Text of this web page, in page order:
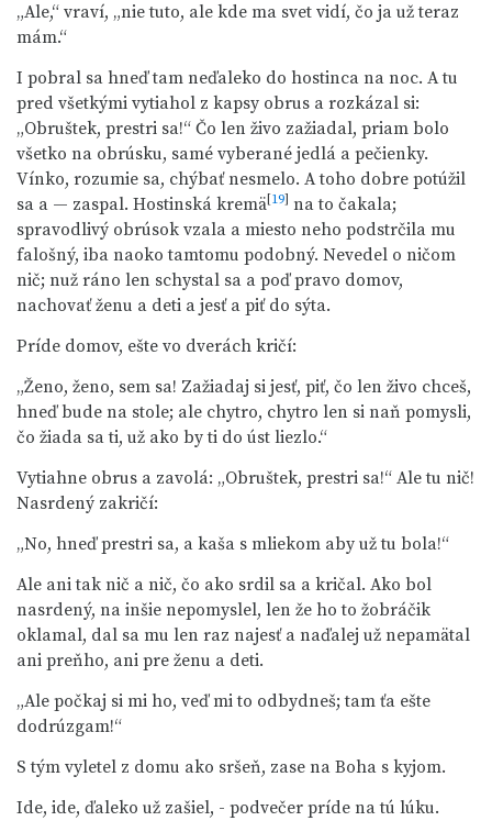
„Ale,“ vraví, „nie tuto, ale kde ma svet vidí, čo ja už teraz
mám.“
I pobral sa hneď tam neďaleko do hostinca na noc. A tu
pred všetkými vytiahol z kapsy obrus a rozkázal si:
„Obruštek, prestri sa!“ Čo len živo zažiadal, priam bolo
všetko na obrúsku, samé vyberané jedlá a pečienky.
Vínko, rozumie sa, chýbať nesmelo. A toho dobre potúžil
sa a — zaspal. Hostinská kremä[19] na to čakala;
spravodlivý obrúsok vzala a miesto neho podstrčila mu
falošný, iba naoko tamtomu podobný. Nevedel o ničom
nič; nuž ráno len schystal sa a poď pravo domov,
nachovať ženu a deti a jesť a piť do sýta.
Príde domov, ešte vo dverách kričí:
„Ženo, ženo, sem sa! Zažiadaj si jesť, piť, čo len živo chceš,
hneď bude na stole; ale chytro, chytro len si naň pomysli,
čo žiada sa ti, už ako by ti do úst liezlo.“
Vytiahne obrus a zavolá: „Obruštek, prestri sa!“ Ale tu nič!
Nasrdený zakričí:
„No, hneď prestri sa, a kaša s mliekom aby už tu bola!“
Ale ani tak nič a nič, čo ako srdil sa a kričal. Ako bol
nasrdený, na inšie nepomyslel, len že ho to žobráčik
oklamal, dal sa mu len raz najesť a naďalej už nepamätal
ani preňho, ani pre ženu a deti.
„Ale počkaj si mi ho, veď mi to odbydneš; tam ťa ešte
dodrúzgam!“
S tým vyletel z domu ako sršeň, zase na Boha s kyjom.
Ide, ide, ďaleko už zašiel, - podvečer príde na tú lúku.